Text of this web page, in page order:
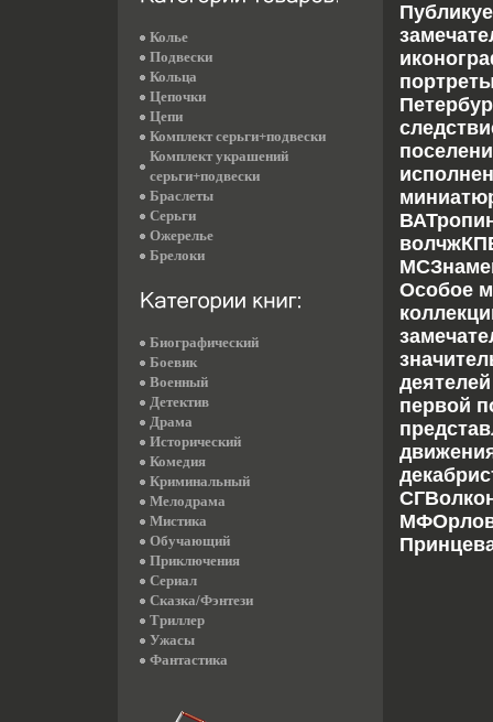
Особое
первой
Колье
Подвески
Кольца
Цепочки
Цепи
Комплект серьги+подвески
Комплект украшений
серьги+подвески
Браслеты
Серьги
Ожерелье
Брелоки
Биографический
Боевик
Военный
Детектив
Драма
Исторический
Комедия
Криминальный
Мелодрама
Мистика
Обучающий
Приключения
Сериал
Сказка/Фэнтези
Триллер
Ужасы
Фантастика